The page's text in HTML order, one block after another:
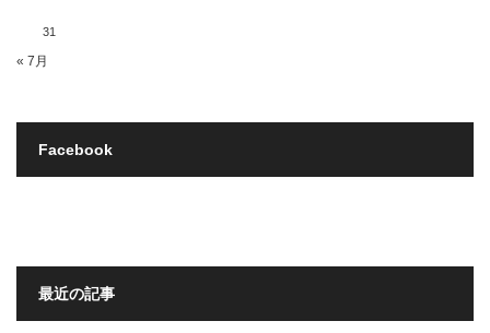
31
« 7月
Facebook
最近の記事